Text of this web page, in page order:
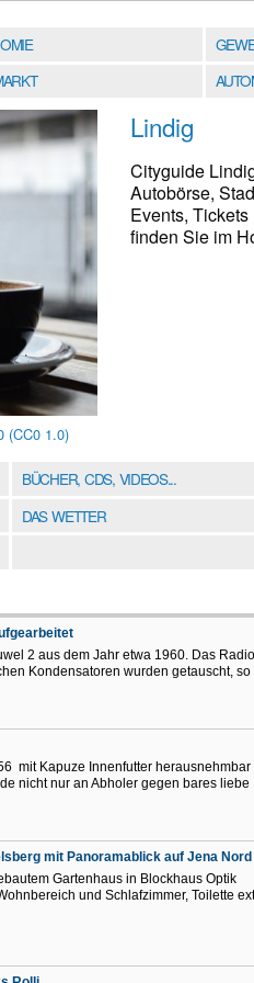
(CC0 1.0)
Lindig
Cityguide
Autobörse,
Events,
finden Sie im
BÜCHER, CDS, VIDEOS...
DAS WETTER
2 aus dem Jahr etwa 1960. Das
Kondensatoren wurden getauscht,
mit Kapuze Innenfutter herausnehmbar
nicht nur an Abholer gegen bares
mit Panoramablick auf Jena Nord
Gartenhaus in Blockhaus Optik
und Schlafzimmer, Toilette